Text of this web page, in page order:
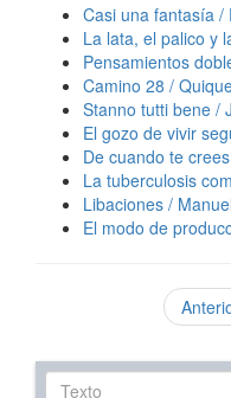
Casi una fantasía /
La lata, el palico y
Pensamientos
Camino 28 /
Stanno tutti bene /
El gozo de vivir
De cuando te
La tuberculosis
Libaciones /
El modo de
Texto